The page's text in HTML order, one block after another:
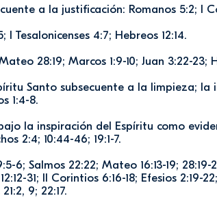
a la justificación: Romanos 5:2; I
I Tesalonicenses 4:7; Hebreos 12:14.
28:19; Marcos 1:9-10; Juan 3:22-23;
Santo subsecuente a la limpieza;
1:4-8.
la inspiración del Espíritu como
2:4; 10:44-46; 19:1-7.
6; Salmos 22:22; Mateo 16:13-19;
31; II Corintios 6:16-18; Efesios 2:19-
9; 22:17.